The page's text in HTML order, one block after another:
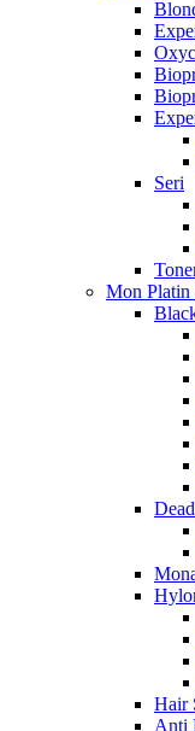
Seri
Mon Platin
Hair
Anti